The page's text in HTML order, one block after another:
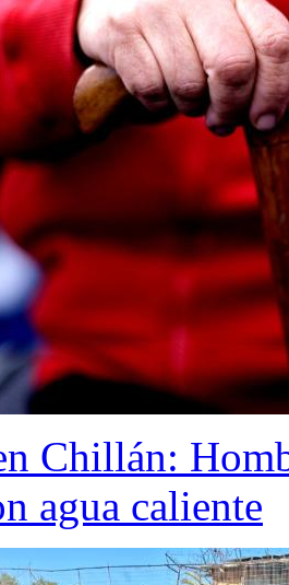
Chillán:
agua caliente